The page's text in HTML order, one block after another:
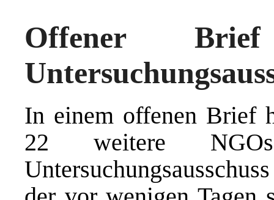
Offener
In einem offenen Brief
22 weitere